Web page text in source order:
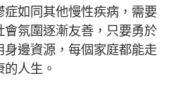
如同其他慢性疾病，需要
氛圍逐漸友善，只要勇於
邊資源，每個家庭都能走
人生。